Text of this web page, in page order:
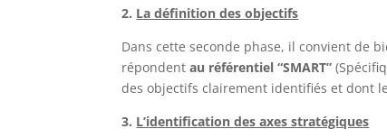
2. La définition des objectifs
Dans cette seconde phase, il convient de
répondentau référentiel “SMART”
des objectifs clairement identifiés et dont
3. L’identification des axes stratégiques